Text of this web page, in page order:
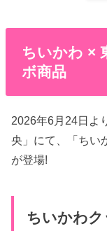
ちいかわ ×
ボ商品
2026年6月24日よ
央」にて、「ちい
が登場!
ちいかわ